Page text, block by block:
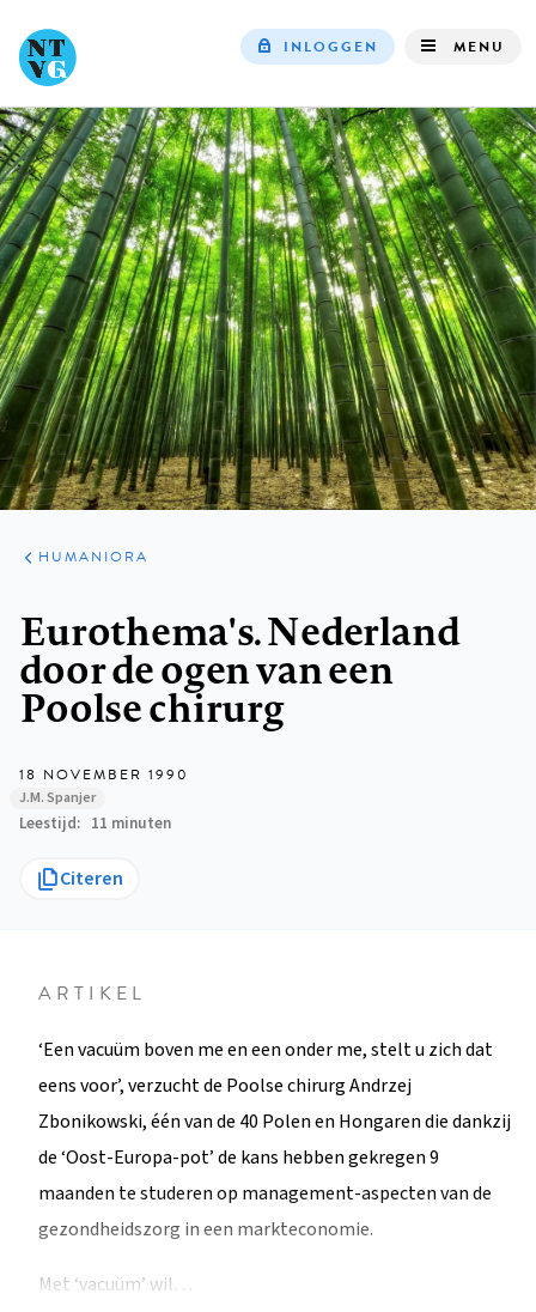
navigation
INLOGGEN MENU
ARTIKELEN
PERSPECTIEF
HUMANIORA
Eurothema's. Nederland
door de ogen van een
Poolse chirurg
18 NOVEMBER 1990
J.M. Spanjer
Leestijd 11 minuten
Citeren
ARTIKEL
‘Een vacuüm boven me en een onder me, stelt u zich dat
eens voor’, verzucht de Poolse chirurg Andrzej
Zbonikowski, één van de 40 Polen en Hongaren die dankzij
de ‘Oost-Europa-pot’ de kans hebben gekregen 9
maanden te studeren op management-aspecten van de
gezondheidszorg in een markteconomie.
Met ‘vacuüm’ wil…